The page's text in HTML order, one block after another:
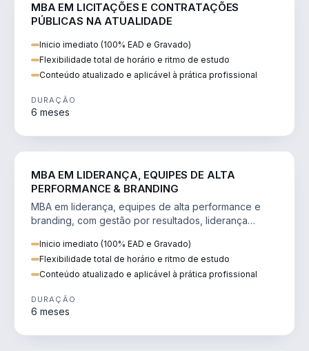
MBA EM LICITAÇÕES E CONTRATAÇÕES
PÚBLICAS NA ATUALIDADE
Inicio imediato (100% EAD e Gravado)
Flexibilidade total de horário e ritmo de estudo
Conteúdo atualizado e aplicável à prática profissional
DURAÇÃO
6 meses
MBA EM LIDERANÇA, EQUIPES DE ALTA
PERFORMANCE & BRANDING
MBA em liderança, equipes de alta performance e
branding, com gestão por resultados, liderança
Inicio imediato (100% EAD e Gravado)
Flexibilidade total de horário e ritmo de estudo
Conteúdo atualizado e aplicável à prática profissional
DURAÇÃO
6 meses